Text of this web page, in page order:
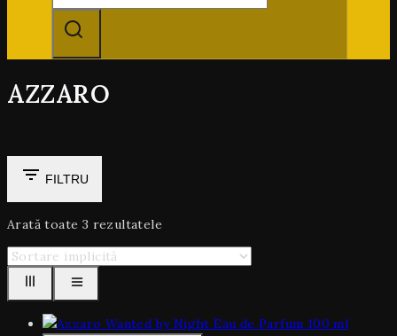
AZZARO
FILTRU
Arată toate 3 rezultatele